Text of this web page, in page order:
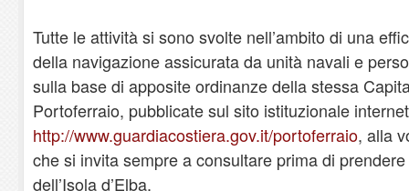
Tutte le attività si sono svolte nell’ambito di una
della navigazione assicurata da unità navali e
sulla base di apposite ordinanze della stessa
Portoferraio, pubblicate sul sito istituzionale internet
http://www.guardiacostiera.gov.it/portoferraio, alla
che si invita sempre a consultare prima di
dell’Isola d’Elba.